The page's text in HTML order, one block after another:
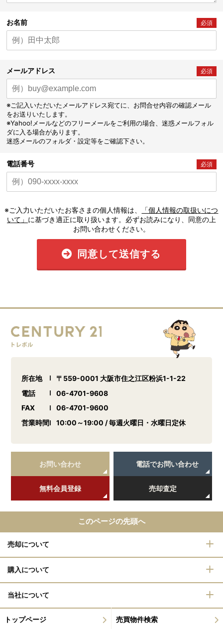
お名前 必須
メールアドレス 必須
※ご記入いただいたメールアドレス宛てに、お問合せ内容の確認メール
をお送りいたします。
※Yahoo!メールなどのフリーメールをご利用の場合、迷惑メールフォル
ダに入る場合があります。
迷惑メールのフォルダ・設定等をご確認下さい。
電話番号 必須
※ご入力いただいたお客さまの個人情報は、
「個人情報の取扱いにつ
いて」 に基づき適正に取り扱います。必ずお読みになり、同意の上
お問い合わせください。
同意して送信する
所在地
〒559-0001 大阪市住之江区粉浜1-1-22
電話
06-4701-9608
FAX
06-4701-9600
営業時間
10:00～19:00 / 毎週火曜日・水曜日定休
お問い合わせ 電話でお問い合わせ
無料会員登録 売却査定
このページの先頭へ
売却について
購入について
当社について
トップページ 売買物件検索